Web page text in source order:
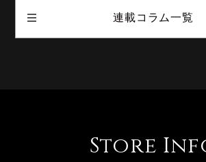
連載コラム一覧
Store